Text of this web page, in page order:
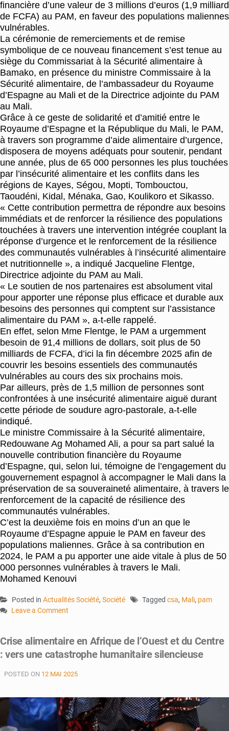
financière d’une valeur de 3 millions d’euros (1,9 milliard
de FCFA) au PAM, en faveur des populations maliennes
vulnérables.
La cérémonie de remerciements et de remise
symbolique de ce nouveau financement s’est tenue au
siège du Commissariat à la Sécurité alimentaire à
Bamako, en présence du ministre Commissaire à la
Sécurité alimentaire, de l’ambassadeur du Royaume
d’Espagne au Mali et de la Directrice adjointe du PAM
au Mali.
Grâce à ce geste de solidarité et d’amitié entre le
Royaume d’Espagne et la République du Mali, le PAM,
à travers son programme d’aide alimentaire d’urgence,
disposera de moyens adéquats pour soutenir, pendant
une année, plus de 65 000 personnes les plus touchées
par l’insécurité alimentaire et les conflits dans les
régions de Kayes, Ségou, Mopti, Tombouctou,
Taoudéni, Kidal, Ménaka, Gao, Koulikoro et Sikasso.
« Cette contribution permettra de répondre aux besoins
immédiats et de renforcer la résilience des populations
touchées à travers une intervention intégrée couplant la
réponse d’urgence et le renforcement de la résilience
des communautés vulnérables à l’insécurité alimentaire
et nutritionnelle », a indiqué Jacqueline Flentge,
Directrice adjointe du PAM au Mali.
« Le soutien de nos partenaires est absolument vital
pour apporter une réponse plus efficace et durable aux
besoins des personnes qui comptent sur l’assistance
alimentaire du PAM », a-t-elle rappelé.
En effet, selon Mme Flentge, le PAM a urgemment
besoin de 91,4 millions de dollars, soit plus de 50
milliards de FCFA, d’ici la fin décembre 2025 afin de
couvrir les besoins essentiels des communautés
vulnérables au cours des six prochains mois.
Par ailleurs, près de 1,5 million de personnes sont
confrontées à une insécurité alimentaire aiguë durant
cette période de soudure agro-pastorale, a-t-elle
indiqué.
Le ministre Commissaire à la Sécurité alimentaire,
Redouwane Ag Mohamed Ali, a pour sa part salué la
nouvelle contribution financière du Royaume
d’Espagne, qui, selon lui, témoigne de l’engagement du
gouvernement espagnol à accompagner le Mali dans la
préservation de sa souveraineté alimentaire, à travers le
renforcement de la capacité de résilience des
communautés vulnérables.
C’est la deuxième fois en moins d’un an que le
Royaume d’Espagne appuie le PAM en faveur des
populations maliennes. Grâce à sa contribution en
2024, le PAM a pu apporter une aide vitale à plus de 50
000 personnes vulnérables à travers le Mali.
Mohamed Kenouvi
Posted in Actualités Société, Société Tagged csa, Mali, pam
Leave a Comment
alimentaire
:
Royaume
appuie
le
PAM
pour
Crise alimentaire en Afrique de l’Ouest et du Centre
: vers une catastrophe humanitaire silencieuse
POSTED ON 12 MAI 2025